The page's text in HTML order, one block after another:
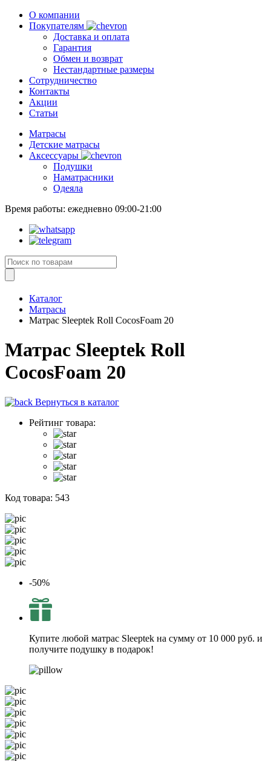
О компании
Покупателям
Доставка и оплата
Гарантия
Обмен и возврат
Нестандартные размеры
Сотрудничество
Контакты
Акции
Статьи
Матрасы
Детские матрасы
Аксессуары
Подушки
Наматрасники
Одеяла
Время работы: ежедневно 09:00-21:00
Каталог
Матрасы
Матрас Sleeptek Roll CocosFoam 20
Матрас Sleeptek Roll
CocosFoam 20
Вернуться в каталог
Рейтинг товара:
Код товара: 543
-50%
Купите любой матрас Sleeptek на сумму от 10 000 руб. и
получите подушку в подарок!